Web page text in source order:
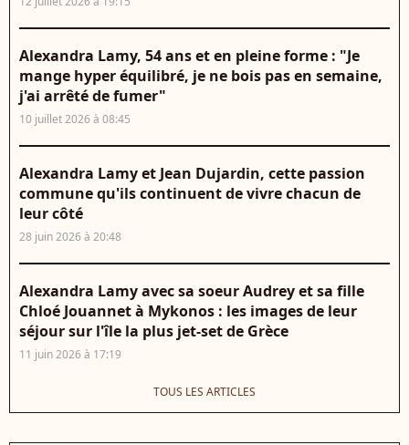
Alexandra Lamy, 54 ans et en pleine forme : "Je
mange hyper équilibré, je ne bois pas en semaine,
j'ai arrêté de fumer"
10 juillet 2026 à 08:45
Alexandra Lamy et Jean Dujardin, cette passion
commune qu'ils continuent de vivre chacun de
leur côté
28 juin 2026 à 20:48
Alexandra Lamy avec sa soeur Audrey et sa fille
Chloé Jouannet à Mykonos : les images de leur
séjour sur l'île la plus jet-set de Grèce
11 juin 2026 à 17:19
TOUS LES ARTICLES